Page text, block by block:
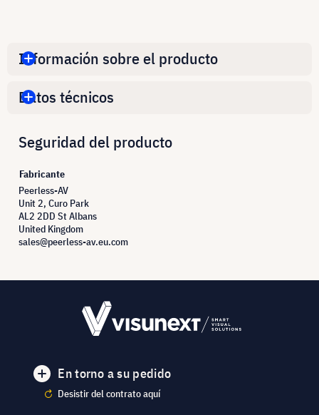
Información sobre el producto
Datos técnicos
Seguridad del producto
Fabricante
Peerless-AV
Unit 2, Curo Park
AL2 2DD St Albans
United Kingdom
sales@peerless-av.eu.com
En torno a su pedido
Desistir del contrato aquí